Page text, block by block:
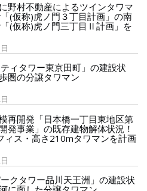
野村不動産によるツインタワマ
(仮称)虎ノ門３丁目計画」の南
(仮称)虎ノ門三丁目Ⅱ計画」を
ィタワー東京田町」の建設状
圏の分譲タワマン
再開発「日本橋一丁目東地区第
発事業」の既存建物解体状況！
ィス・高さ210mタワマンを計画
クタワー品川天王洲」の建設状